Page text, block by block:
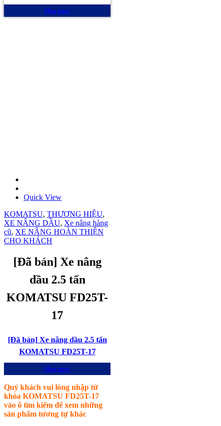
Mua ngay
Quick View
KOMATSU, THƯƠNG HIỆU,
XE NÂNG DẦU, Xe nâng hàng
cũ, XE NÂNG HOÀN THIỆN
CHO KHÁCH
[Đã bán] Xe nâng
dầu 2.5 tấn
KOMATSU FD25T-
17
[Đã bán] Xe nâng dầu 2.5 tấn
KOMATSU FD25T-17
Mua ngay
Quý khách vui lòng nhập từ
khóa KOMATSU FD25T-17
vào ô tìm kiếm để xem những
sản phẩm tương tự khác